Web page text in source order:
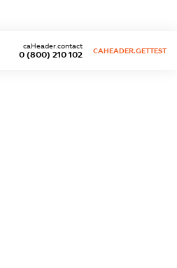
0 (800) 210 102
caHeader.contact
CAHEADER.GETTEST